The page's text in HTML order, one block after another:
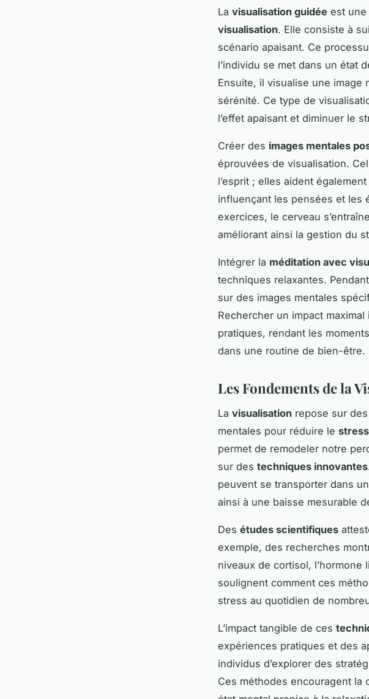
La visualisation guidée est une
visualisation. Elle consiste à
scénario apaisant. Ce
l’individu se met dans un état
Ensuite, il visualise une image
sérénité. Ce type de
l’effet apaisant et diminuer le
Créer des images mentales
éprouvées de visualisation.
l’esprit ; elles aident
influençant les pensées et les
exercices, le cerveau
améliorant ainsi la gestion du
Intégrer la méditation avec
techniques relaxantes.
sur des images mentales
Rechercher un impact
pratiques, rendant les
dans une routine de bien-être.
Les Fondements de la
La visualisation repose sur
mentales pour réduire le stress
permet de remodeler notre
sur des techniques innovantes
peuvent se transporter dans
ainsi à une baisse mesurable
Des études scientifiques
exemple, des recherches
niveaux de cortisol,
soulignent comment ces
stress au quotidien de
L’impact tangible de ces
expériences pratiques et des
individus d’explorer des
Ces méthodes encouragent la